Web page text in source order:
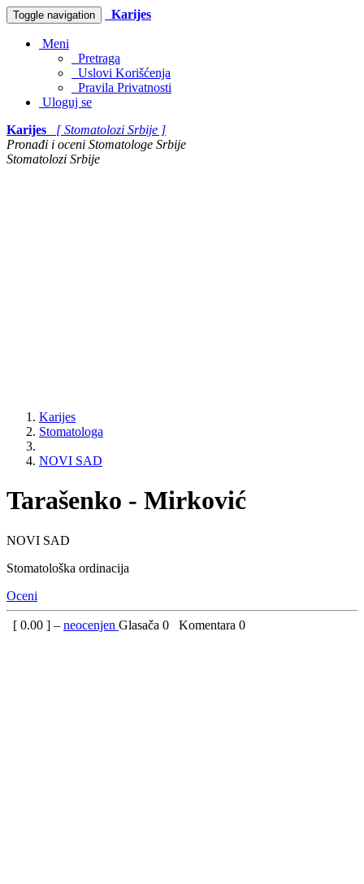
Toggle navigation Karijes
Meni
Pretraga
Uslovi Korišćenja
Pravila Privatnosti
Uloguj se
Karijes
[ Stomatolozi Srbije ]
Pronađi i oceni Stomatologe Srbije
Stomatolozi Srbije
Karijes
Stomatologa
NOVI SAD
Tarašenko - Mirković
NOVI SAD
Stomatološka ordinacija
Oceni
[ 0.00 ] – neocenjen Glasača 0 Komentara 0